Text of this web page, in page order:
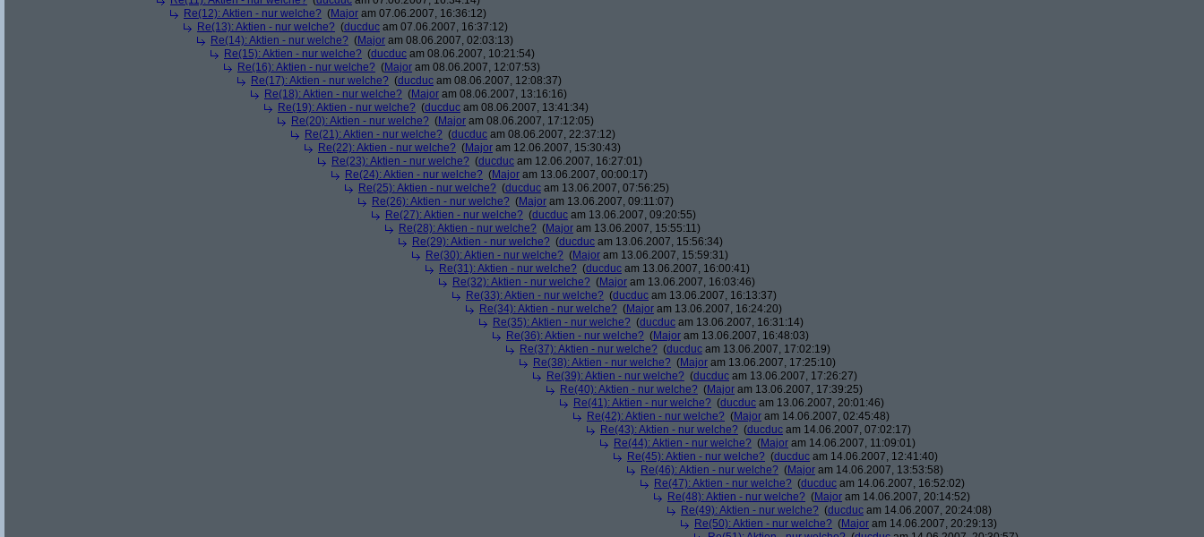
Re(12): Aktien - nur welche? (Major am 07.06.2007, 16:36:12)
Re(13): Aktien - nur welche? (ducduc am 07.06.2007, 16:37:12)
Re(14): Aktien - nur welche? (Major am 08.06.2007, 02:03:13)
Re(15): Aktien - nur welche? (ducduc am 08.06.2007, 10:21:54)
Re(16): Aktien - nur welche? (Major am 08.06.2007, 12:07:53)
Re(17): Aktien - nur welche? (ducduc am 08.06.2007, 12:08:37)
Re(18): Aktien - nur welche? (Major am 08.06.2007, 13:16:16)
Re(19): Aktien - nur welche? (ducduc am 08.06.2007, 13:41:34)
Re(20): Aktien - nur welche? (Major am 08.06.2007, 17:12:05)
Re(21): Aktien - nur welche? (ducduc am 08.06.2007, 22:37:12)
Re(22): Aktien - nur welche? (Major am 12.06.2007, 15:30:43)
Re(23): Aktien - nur welche? (ducduc am 12.06.2007, 16:27:01)
Re(24): Aktien - nur welche? (Major am 13.06.2007, 00:00:17)
Re(25): Aktien - nur welche? (ducduc am 13.06.2007, 07:56:25)
Re(26): Aktien - nur welche? (Major am 13.06.2007, 09:11:07)
Re(27): Aktien - nur welche? (ducduc am 13.06.2007, 09:20:55)
Re(28): Aktien - nur welche? (Major am 13.06.2007, 15:55:11)
Re(29): Aktien - nur welche? (ducduc am 13.06.2007, 15:56:34)
Re(30): Aktien - nur welche? (Major am 13.06.2007, 15:59:31)
Re(31): Aktien - nur welche? (ducduc am 13.06.2007, 16:00:41)
Re(32): Aktien - nur welche? (Major am 13.06.2007, 16:03:46)
Re(33): Aktien - nur welche? (ducduc am 13.06.2007, 16:13:37)
Re(34): Aktien - nur welche? (Major am 13.06.2007, 16:24:20)
Re(35): Aktien - nur welche? (ducduc am 13.06.2007, 16:31:14)
Re(36): Aktien - nur welche? (Major am 13.06.2007, 16:48:03)
Re(37): Aktien - nur welche? (ducduc am 13.06.2007, 17:02:19)
Re(38): Aktien - nur welche? (Major am 13.06.2007, 17:25:10)
Re(39): Aktien - nur welche? (ducduc am 13.06.2007, 17:26:27)
Re(40): Aktien - nur welche? (Major am 13.06.2007, 17:39:25)
Re(41): Aktien - nur welche? (ducduc am 13.06.2007, 20:01:46)
Re(42): Aktien - nur welche? (Major am 14.06.2007, 02:45:48)
Re(43): Aktien - nur welche? (ducduc am 14.06.2007, 07:02:17)
Re(44): Aktien - nur welche? (Major am 14.06.2007, 11:09:01)
Re(45): Aktien - nur welche? (ducduc am 14.06.2007, 12:41:40)
Re(46): Aktien - nur welche? (Major am 14.06.2007, 13:53:58)
Re(47): Aktien - nur welche? (ducduc am 14.06.2007, 16:52:02)
Re(48): Aktien - nur welche? (Major am 14.06.2007, 20:14:52)
Re(49): Aktien - nur welche? (ducduc am 14.06.2007, 20:24:08)
Re(50): Aktien - nur welche? (Major am 14.06.2007, 20:29:13)